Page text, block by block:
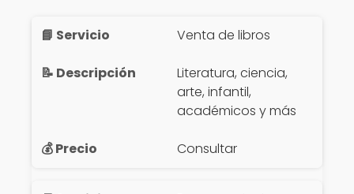
Venta de libros
Literatura, ciencia,
arte, infantil,
académicos y más
Consultar